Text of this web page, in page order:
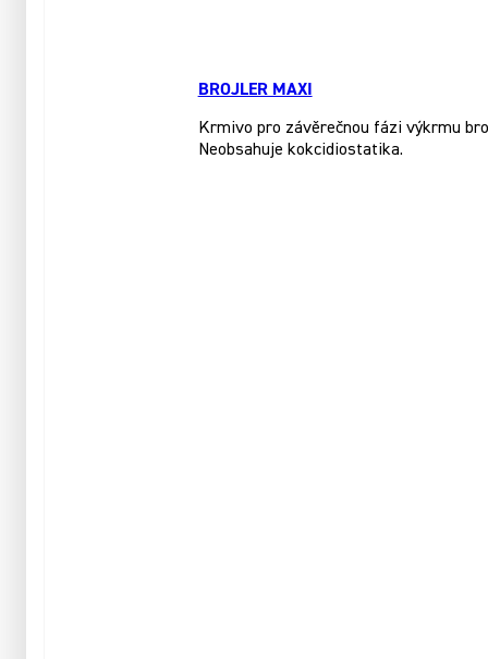
BROJLER MAXI
Krmivo pro závěrečnou fázi výkrmu
Neobsahuje kokcidiostatika.